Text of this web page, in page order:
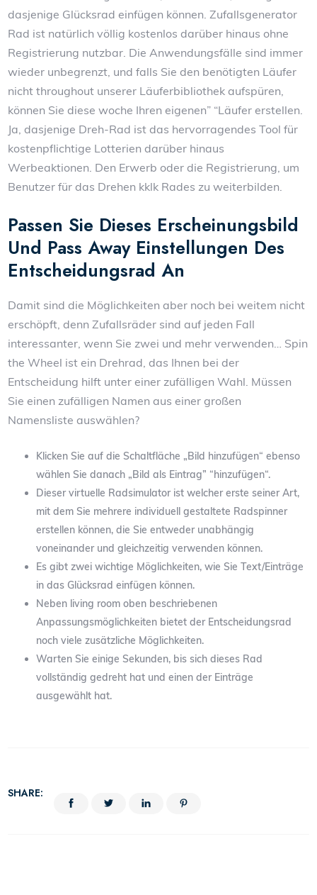
dasjenige Glücksrad einfügen können. Zufallsgenerator
Rad ist natürlich völlig kostenlos darüber hinaus ohne
Registrierung nutzbar. Die Anwendungsfälle sind immer
wieder unbegrenzt, und falls Sie den benötigten Läufer
nicht throughout unserer Läuferbibliothek aufspüren,
können Sie diese woche Ihren eigenen” “Läufer erstellen.
Ja, dasjenige Dreh-Rad ist das hervorragendes Tool für
kostenpflichtige Lotterien darüber hinaus
Werbeaktionen. Den Erwerb oder die Registrierung, um
Benutzer für das Drehen kklk Rades zu weiterbilden.
Passen Sie Dieses Erscheinungsbild
Und Pass Away Einstellungen Des
Entscheidungsrad An
Damit sind die Möglichkeiten aber noch bei weitem nicht
erschöpft, denn Zufallsräder sind auf jeden Fall
interessanter, wenn Sie zwei und mehr verwenden… Spin
the Wheel ist ein Drehrad, das Ihnen bei der
Entscheidung hilft unter einer zufälligen Wahl. Müssen
Sie einen zufälligen Namen aus einer großen
Namensliste auswählen?
Klicken Sie auf die Schaltfläche „Bild hinzufügen“ ebenso
wählen Sie danach „Bild als Eintrag” “hinzufügen“.
Dieser virtuelle Radsimulator ist welcher erste seiner Art,
mit dem Sie mehrere individuell gestaltete Radspinner
erstellen können, die Sie entweder unabhängig
voneinander und gleichzeitig verwenden können.
Es gibt zwei wichtige Möglichkeiten, wie Sie Text/Einträge
in das Glücksrad einfügen können.
Neben living room oben beschriebenen
Anpassungsmöglichkeiten bietet der Entscheidungsrad
noch viele zusätzliche Möglichkeiten.
Warten Sie einige Sekunden, bis sich dieses Rad
vollständig gedreht hat und einen der Einträge
ausgewählt hat.
SHARE: